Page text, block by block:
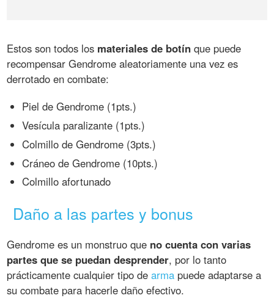
Estos son todos los materiales de botín que puede
recompensar Gendrome aleatoriamente una vez es
derrotado en combate:
Piel de Gendrome (1pts.)
Vesícula paralizante (1pts.)
Colmillo de Gendrome (3pts.)
Cráneo de Gendrome (10pts.)
Colmillo afortunado
Daño a las partes y bonus
Gendrome es un monstruo que no cuenta con varias
partes que se puedan desprender, por lo tanto
prácticamente cualquier tipo dearma puede adaptarse a
su combate para hacerle daño efectivo.